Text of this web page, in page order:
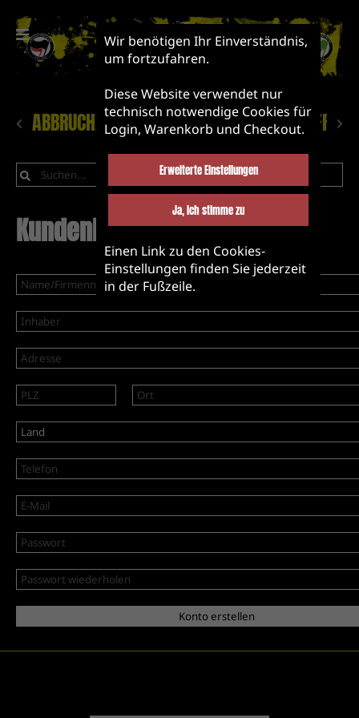
ABBRUCH! NEUHEITEN
Kundenkonto erstellen
Wir benötigen Ihr Einverständnis,
um fortzufahren.
Diese Website verwendet nur
technisch notwendige Cookies für
Login, Warenkorb und Checkout.
Erweiterte Einstellungen
Ja, ich stimme zu
Einen Link zu den Cookies-
Einstellungen finden Sie jederzeit
in der Fußzeile.